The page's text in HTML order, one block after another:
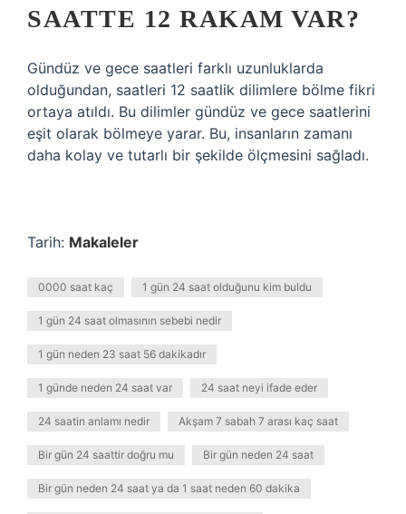
SAATTE 12 RAKAM VAR?
Gündüz ve gece saatleri farklı uzunluklarda
olduğundan, saatleri 12 saatlik dilimlere bölme fikri
ortaya atıldı. Bu dilimler gündüz ve gece saatlerini
eşit olarak bölmeye yarar. Bu, insanların zamanı
daha kolay ve tutarlı bir şekilde ölçmesini sağladı.
Tarih: Makaleler
0000 saat kaç 1 gün 24 saat olduğunu kim buldu
1 gün 24 saat olmasının sebebi nedir
1 gün neden 23 saat 56 dakikadır
1 günde neden 24 saat var 24 saat neyi ifade eder
24 saatin anlamı nedir Akşam 7 sabah 7 arası kaç saat
Bir gün 24 saattir doğru mu Bir gün neden 24 saat
Bir gün neden 24 saat ya da 1 saat neden 60 dakika